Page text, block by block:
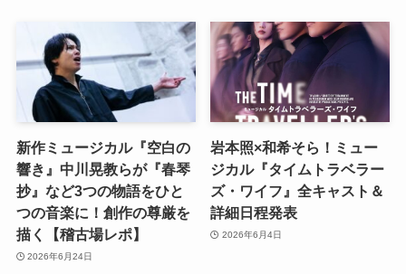
新作ミュージカル『空白の
響き』中川晃教らが『春琴
抄』など3つの物語をひと
つの音楽に！創作の尊厳を
描く【稽古場レポ】
2026年6月24日
岩本照×和希そら！ミュー
ジカル『タイムトラベラー
ズ・ワイフ』全キャスト＆
詳細日程発表
2026年6月4日